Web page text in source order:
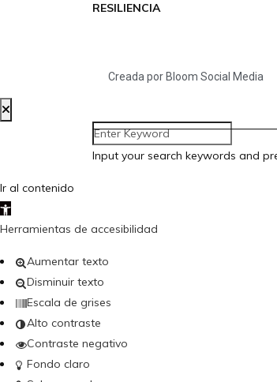
RESILIENCIA
Creada por Bloom Social Media
Input your search keywords and
Ir al contenido
Abrir barra de herramientas
Herramientas de accesibilidad
Aumentar texto
Disminuir texto
Escala de grises
Alto contraste
Contraste negativo
Fondo claro